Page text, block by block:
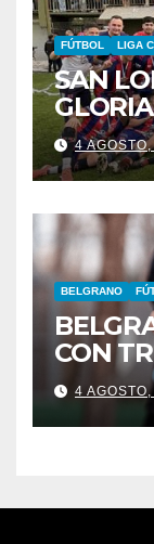
FÚTBOL LIGA
SAN
DE 42
4
BELGRANO
CON
BAJA
4